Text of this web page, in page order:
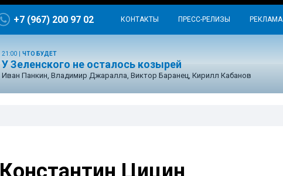
+7 (967) 200 97 02 КОНТАКТЫ ПРЕСС-РЕЛИЗЫ РЕКЛАМА
21:00 ЧТО БУДЕТ
У Зеленского не осталось козырей
Иван Панкин, Владимир Джаралла, Виктор Баранец, Кирилл Кабанов